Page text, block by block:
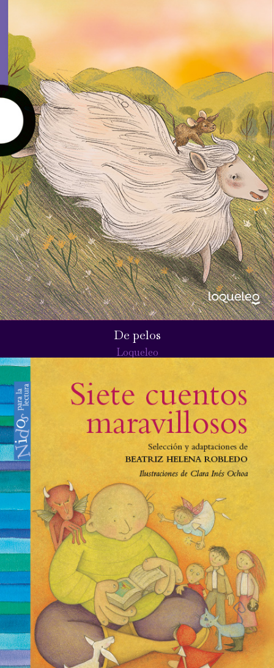
De pelos
Loqueleo